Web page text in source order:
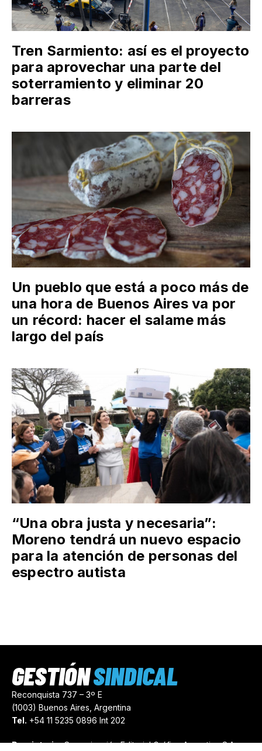
Tren Sarmiento: así es el proyecto
para aprovechar una parte del
soterramiento y eliminar 20
barreras
Un pueblo que está a poco más de
una hora de Buenos Aires va por
un récord: hacer el salame más
largo del país
“Una obra justa y necesaria”:
Moreno tendrá un nuevo espacio
para la atención de personas del
espectro autista
Reconquista 737 – 3º E
(1003) Buenos Aires, Argentina
Tel. +54 11 5235 0896 Int 202
Propietario:Comunicación Editorial Gráfica Argentina S.A.
GESTIÓNSINDICAL